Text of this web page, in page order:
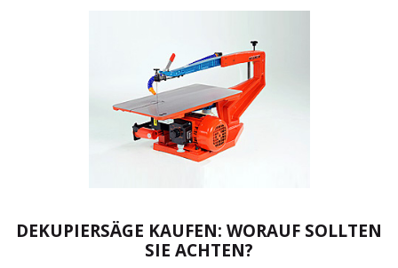
DEKUPIERSÄGE KAUFEN: WORAUF SOLLTEN
SIE ACHTEN?